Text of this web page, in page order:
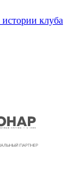
клуба